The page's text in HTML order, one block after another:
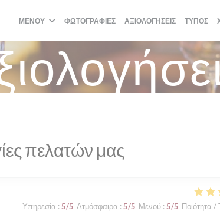
ΜΕΝΟΎ ΦΩΤΟΓΡΑΦΊΕΣ ΑΞΙΟΛΟΓΉΣΕΙΣ ΤΎΠΟΣ
πελατών μας
Υπηρεσία : 5/5 Ατμόσφαιρα : 5/5 Μενού: 5/5 Ποιότητα /